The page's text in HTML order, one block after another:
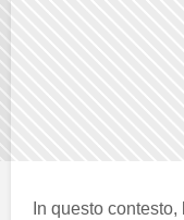
In questo contesto,